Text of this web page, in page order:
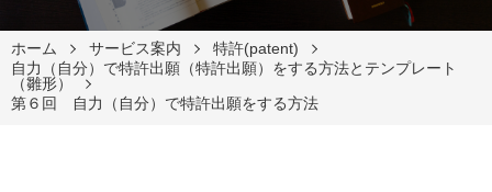
ホーム サービス案内
特許(patent)
自力（自分）で特許出願（特許出願）をする方法とテンプレート
（雛形）
第６回 自力（自分）で特許出願をする方法